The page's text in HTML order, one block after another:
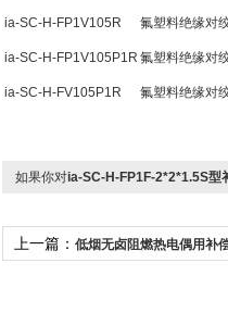
ia-SC-H-FP1V105R 氟塑料绝缘对
ia-SC-H-FP1V105P1R 氟塑料绝缘对
ia-SC-H-FV105P1R 氟塑料绝缘对
如果你对ia-SC-H-FP1F-2*2*1.5S型
上一篇： 低烟无卤阻燃热电偶用补